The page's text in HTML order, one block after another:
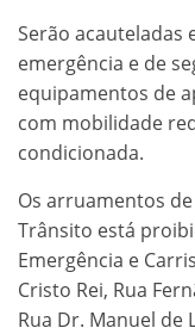
Serão acauteladas
emergência e de
equipamentos de
com mobilidade
condicionada.
Os arruamentos
Trânsito está
Emergência e
Cristo Rei, Rua
Rua Dr. Manuel de